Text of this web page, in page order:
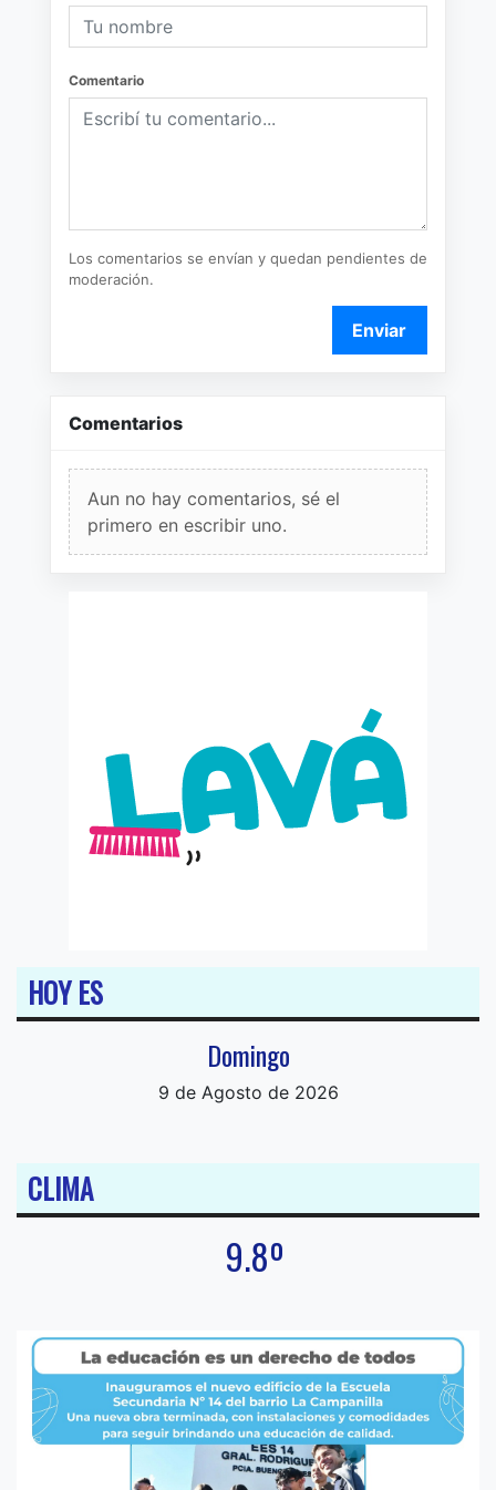
Comentario
Los comentarios se envían y quedan pendientes de
moderación.
Enviar
Comentarios
Aun no hay comentarios, sé el
primero en escribir uno.
HOY ES
Domingo
9 de Agosto de 2026
CLIMA
9.8º